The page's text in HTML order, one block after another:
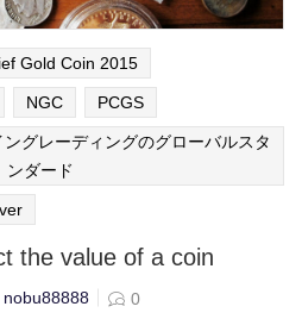
Gold Coin 2015
NGC PCGS
グレーディングのグローバルスタ
ンダード
the value of a coin
nobu88888 0
password?